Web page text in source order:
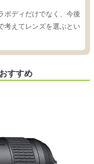
ボディだけでなく、今後
考えてレンズを選ぶとい
すすめ